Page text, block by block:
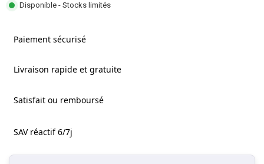
Disponible - Stocks limités
Paiement sécurisé
Livraison rapide et gratuite
Satisfait ou remboursé
SAV réactif 6/7j